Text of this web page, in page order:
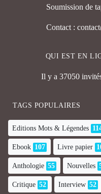
Soumission de
Contact :
QUI EST EN
Il y a 37050
TAGS POPULAIRES
Editions Mots & Légendes
Ebook 107 Livre papier
Anthologie 55 Nouvelles
Critique 52 Interview 52